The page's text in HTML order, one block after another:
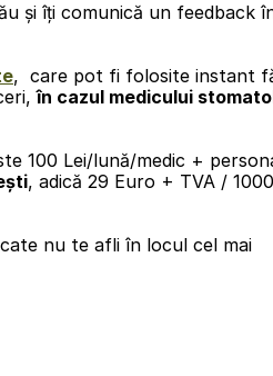
și îți comunică un feedback
,  care pot fi folosite instant
în cazul medicului
, adică 29 Euro + TVA / 1000